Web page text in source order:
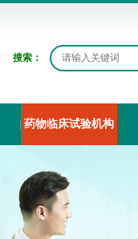
搜索：
药物临床试验机构